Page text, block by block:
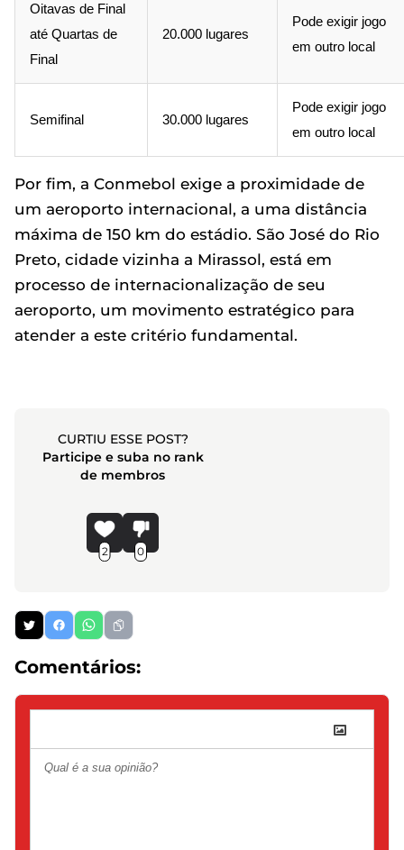
Oitavas de Final
até Quartas de
Final
20.000 lugares
Pode exigir jogo
em outro local
Semifinal 30.000 lugares
Pode exigir jogo
em outro local
Por fim, a Conmebol exige a proximidade de
um aeroporto internacional, a uma distância
máxima de 150 km do estádio. São José do Rio
Preto, cidade vizinha a Mirassol, está em
processo de internacionalização de seu
aeroporto, um movimento estratégico para
atender a este critério fundamental.
CURTIU ESSE POST?
Participe e suba no rank
de membros
2 0
Comentários: